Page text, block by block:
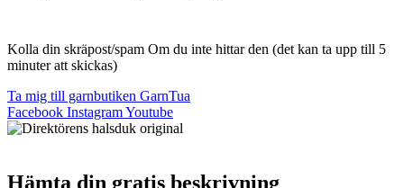
Kolla din skräpost/spam Om du inte hittar den (det kan ta upp till 5
minuter att skickas)
Ta mig till garnbutiken GarnTua
Facebook InstagramYoutube
Hämta din gratis beskrivning